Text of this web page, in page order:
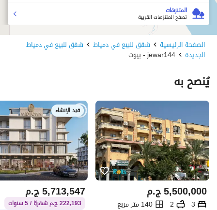
المتنزهات
تصفح المتنزهات القريبة
الصفحة الرئيسية شقق للبيع في دمياط شقق للبيع في دمياط
الجديدة jewar144 - بيوت
يُنصح به
ج.م5,500,000
3
2 140 متر مربع
قيد الإنشاء
ج.م5,713,547
222,193 ج.م شهريًا / 5 سنوات